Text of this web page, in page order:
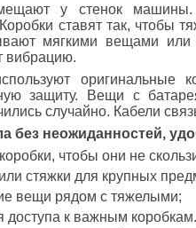
у стенок
ставят так, чтобы
мягкими вещами или
вибрацию.
оригинальные
защиту. Вещи с
случайно. Кабели
без неожиданностей,
чтобы они не
стяжки для крупных
вещи рядом с тяжелыми;
доступа к важным